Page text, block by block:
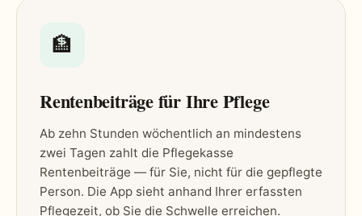
🏦
Rentenbeiträge für Ihre Pflege
Ab zehn Stunden wöchentlich an mindestens
zwei Tagen zahlt die Pflegekasse
Rentenbeiträge — für Sie, nicht für die gepflegte
Person. Die App sieht anhand Ihrer erfassten
Pflegezeit, ob Sie die Schwelle erreichen.